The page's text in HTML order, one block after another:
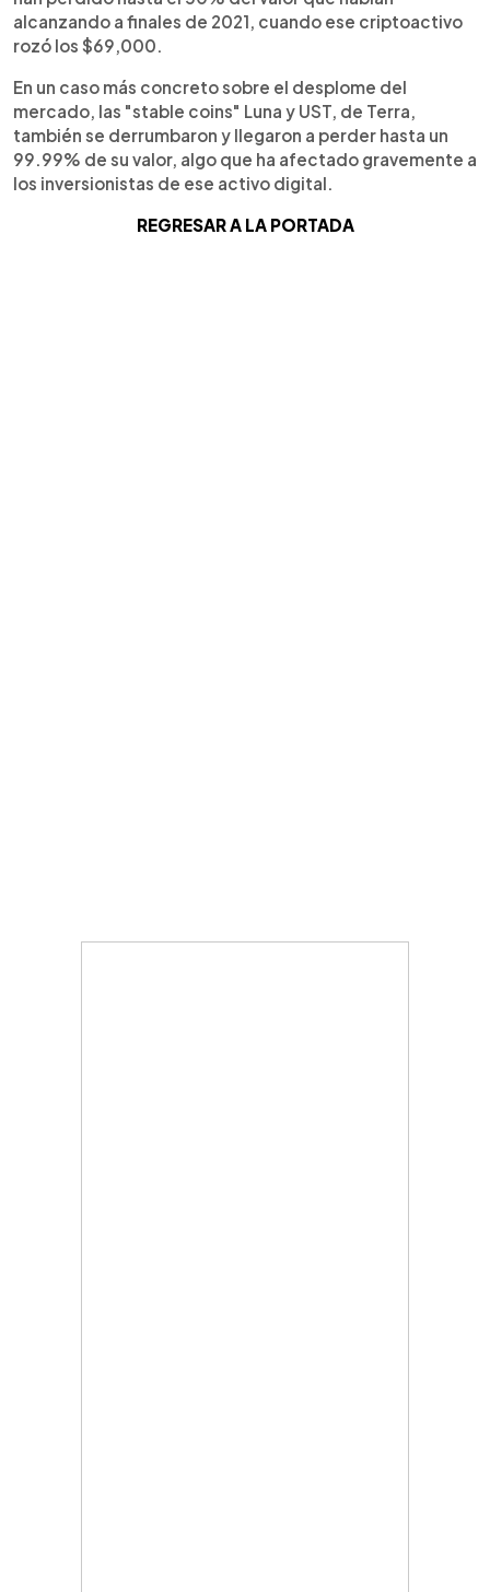
alcanzando a finales de 2021, cuando ese criptoactivo
rozó los $69,000.
En un caso más concreto sobre el desplome del
mercado, las "stable coins" Luna y UST, de Terra,
también se derrumbaron y llegaron a perder hasta un
99.99% de su valor, algo que ha afectado gravemente a
los inversionistas de ese activo digital.
REGRESAR A LA PORTADA